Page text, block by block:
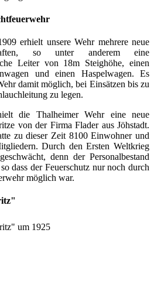
erhielt unsere Wehr mehrere neue
so unter anderem eine
Leiter von 18m Steighöhe, einen
und einen Haspelwagen. Es
damit möglich, bei Einsätzen bis zu
zu legen.
die Thalheimer Wehr eine neue
von der Firma Flader aus Jöhstadt.
zu dieser Zeit 8100 Einwohner und
Durch den Ersten Weltkrieg
denn der Personalbestand
dass der Feuerschutz nur noch durch
möglich war.